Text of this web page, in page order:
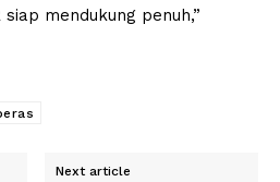
mendukung penuh,”
Next article